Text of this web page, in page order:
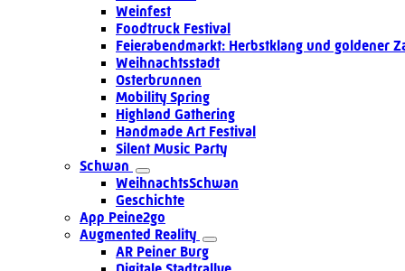
Weinfest
Foodtruck Festival
Feierabendmarkt: Herbstklang und goldener
Weihnachtsstadt
Osterbrunnen
Mobility Spring
Highland Gathering
Handmade Art Festival
Silent Music Party
Schwan
WeihnachtsSchwan
Geschichte
App Peine2go
Augmented Reality
AR Peiner Burg